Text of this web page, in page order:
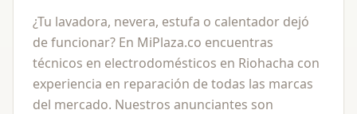
¿Tu lavadora, nevera, estufa o calentador dejó
de funcionar? En MiPlaza.co encuentras
técnicos en electrodomésticos en Riohacha con
experiencia en reparación de todas las marcas
del mercado. Nuestros anunciantes son